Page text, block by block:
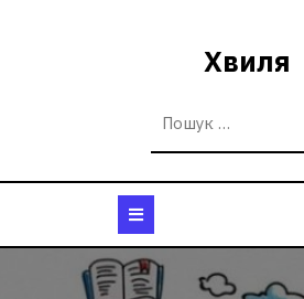
Хвиля
Відкрити